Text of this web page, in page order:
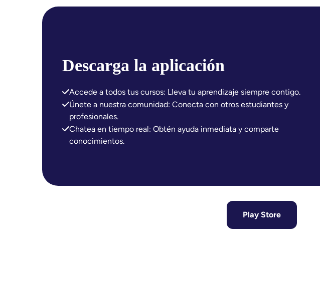
Descarga la aplicación
Accede a todos tus cursos: Lleva tu aprendizaje siempre contigo.
Únete a nuestra comunidad: Conecta con otros estudiantes y
profesionales.
Chatea en tiempo real: Obtén ayuda inmediata y comparte
conocimientos.
Play Store